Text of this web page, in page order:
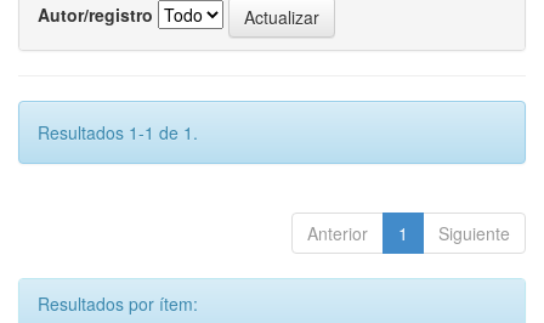
Autor/registro
Resultados 1-1 de 1.
Anterior 1 Siguiente
Resultados por ítem: